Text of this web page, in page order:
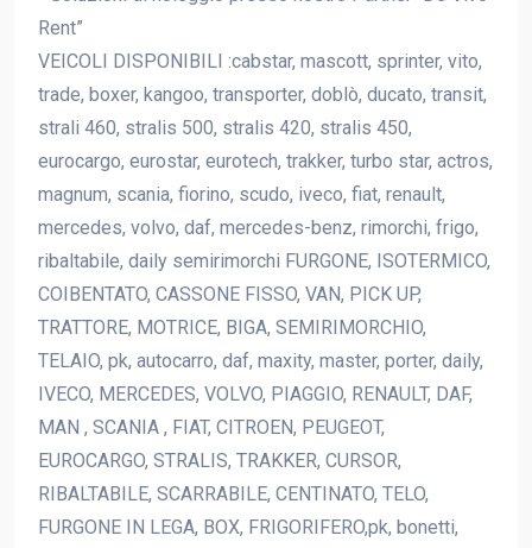
Rent”
VEICOLI DISPONIBILI :cabstar, mascott, sprinter, vito,
trade, boxer, kangoo, transporter, doblò, ducato, transit,
strali 460, stralis 500, stralis 420, stralis 450,
eurocargo, eurostar, eurotech, trakker, turbo star, actros,
magnum, scania, fiorino, scudo, iveco, fiat, renault,
mercedes, volvo, daf, mercedes-benz, rimorchi, frigo,
ribaltabile, daily semirimorchi FURGONE, ISOTERMICO,
COIBENTATO, CASSONE FISSO, VAN, PICK UP,
TRATTORE, MOTRICE, BIGA, SEMIRIMORCHIO,
TELAIO, pk, autocarro, daf, maxity, master, porter, daily,
IVECO, MERCEDES, VOLVO, PIAGGIO, RENAULT, DAF,
MAN , SCANIA , FIAT, CITROEN, PEUGEOT,
EUROCARGO, STRALIS, TRAKKER, CURSOR,
RIBALTABILE, SCARRABILE, CENTINATO, TELO,
FURGONE IN LEGA, BOX, FRIGORIFERO,pk, bonetti,